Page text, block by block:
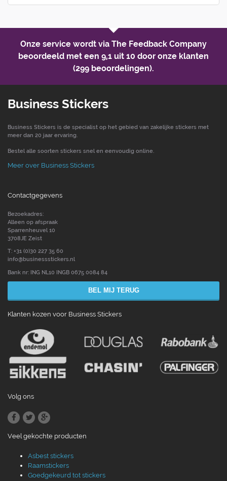
Onze service wordt via The Feedback Company
beoordeeld met een 9,1 uit 10 door onze klanten
(299 beoordelingen).
Business Stickers
Business Stickers is de specialist op het gebied van zakelijke stickers met
meer dan 20 jaar ervaring.
Bestel alle soorten stickers snel en eenvoudig online.
Meer over Business Stickers
Contactgegevens
Bezoekadres:
Alleen op afspraak
Sparrenheuvel 10
3708JE Zeist
T: +31 (0)30 227 35 60
info@businessstickers.nl
Bank nr: ING NL10 INGB 0675 0084 84
BEL MIJ TERUG
Klanten kozen voor Business Stickers
Volg ons
Veel gekochte producten
Asbest stickers
Raamstickers
Goedgekeurd tot stickers